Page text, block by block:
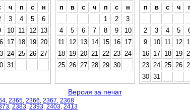
ч п с
н
3 4 5
6
10 11 12
13
17 18 19
20
24 25 26
27
31
п
в с ч п с
н
1
2
3
4
5 6 7 8 9
10
11
12 13 14 15 16
17
18
19 20 21 22 23
24
25
26 27 28 29 30
п
в с ч
2
3 4 5
9
10 11 12
16
17 18 19
23
24 25 26
30 31
Версия за печат
2365 2366 2367 2368
2383 2393 2403 2413